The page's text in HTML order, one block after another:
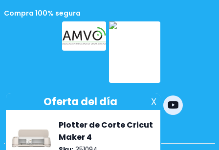
Compra 100% segura
Powered bynopCommerce